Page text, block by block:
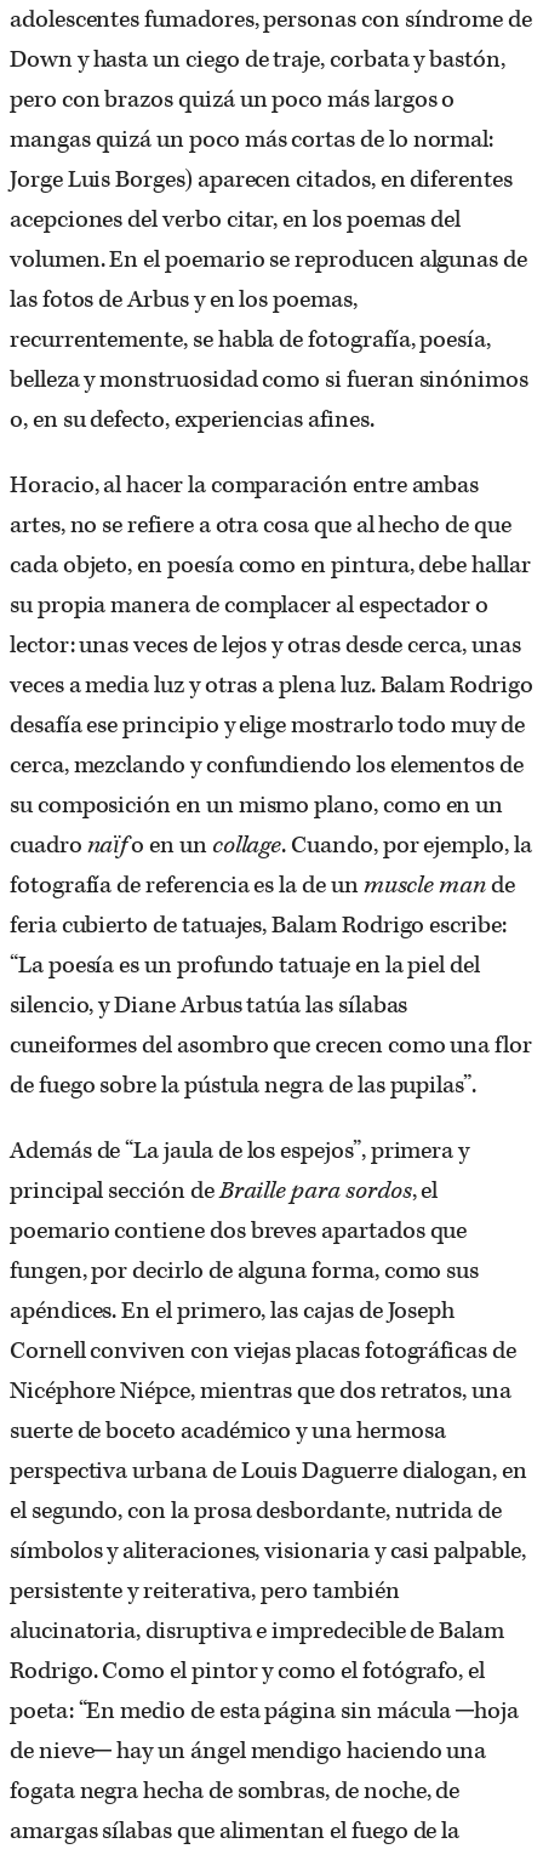
adolescentes fumadores, personas con síndrome de
Down y hasta un ciego de traje, corbata y bastón,
pero con brazos quizá un poco más largos o
mangas quizá un poco más cortas de lo normal:
Jorge Luis Borges) aparecen citados, en diferentes
acepciones del verbo citar, en los poemas del
volumen. En el poemario se reproducen algunas de
las fotos de Arbus y en los poemas,
recurrentemente, se habla de fotografía, poesía,
belleza y monstruosidad como si fueran sinónimos
o, en su defecto, experiencias afines.
Horacio, al hacer la comparación entre ambas
artes, no se refiere a otra cosa que al hecho de que
cada objeto, en poesía como en pintura, debe hallar
su propia manera de complacer al espectador o
lector: unas veces de lejos y otras desde cerca, unas
veces a media luz y otras a plena luz. Balam Rodrigo
desafía ese principio y elige mostrarlo todo muy de
cerca, mezclando y confundiendo los elementos de
su composición en un mismo plano, como en un
cuadronaïfo en uncollage. Cuando, por ejemplo, la
fotografía de referencia es la de unmuscle mande
feria cubierto de tatuajes, Balam Rodrigo escribe:
“La poesía es un profundo tatuaje en la piel del
silencio, y Diane Arbus tatúa las sílabas
cuneiformes del asombro que crecen como una flor
de fuego sobre la pústula negra de las pupilas”.
Además de “La jaula de los espejos”, primera y
principal sección deBraille para sordos, el
poemario contiene dos breves apartados que
fungen, por decirlo de alguna forma, como sus
apéndices. En el primero, las cajas de Joseph
Cornell conviven con viejas placas fotográficas de
Nicéphore Niépce, mientras que dos retratos, una
suerte de boceto académico y una hermosa
perspectiva urbana de Louis Daguerre dialogan, en
el segundo, con la prosa desbordante, nutrida de
símbolos y aliteraciones, visionaria y casi palpable,
persistente y reiterativa, pero también
alucinatoria, disruptiva e impredecible de Balam
Rodrigo. Como el pintor y como el fotógrafo, el
poeta: “En medio de esta página sin mácula ─hoja
de nieve─ hay un ángel mendigo haciendo una
fogata negra hecha de sombras, de noche, de
amargas sílabas que alimentan el fuego de la